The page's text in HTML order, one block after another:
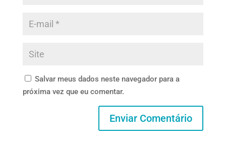
Salvar meus dados neste navegador para a
próxima vez que eu comentar.